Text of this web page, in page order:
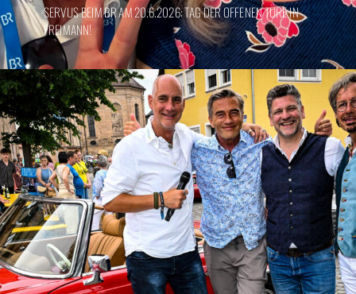
SERVUS BEIM BR AM 20.6.2026: TAG DER OFFENEN TÜRE IN
FREIMANN!